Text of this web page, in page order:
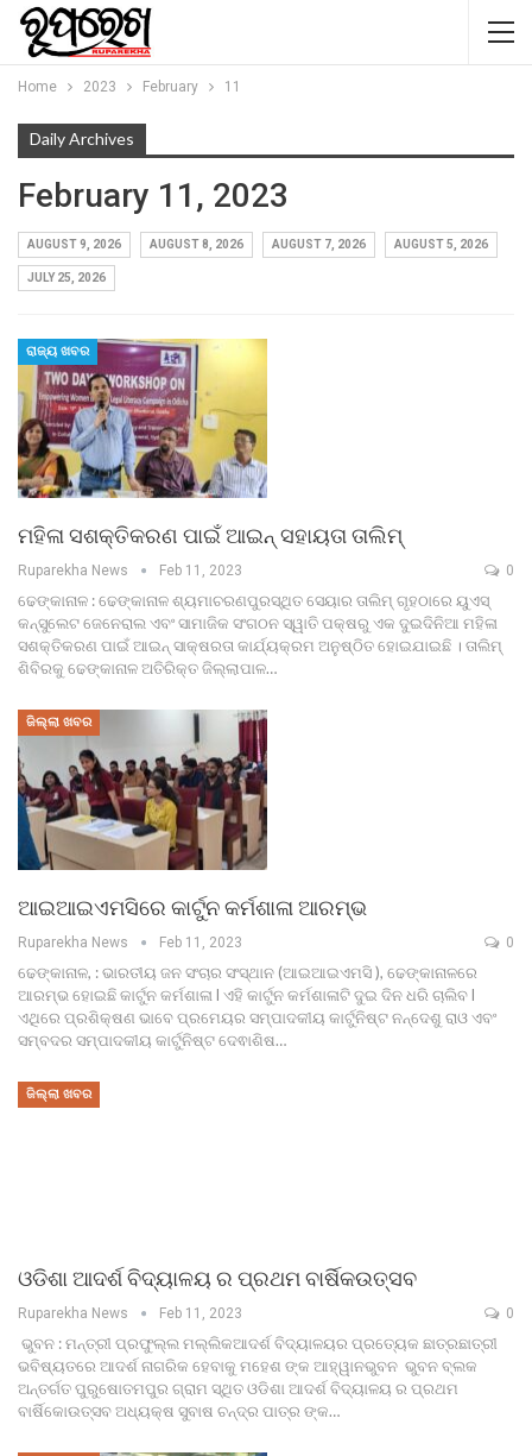
Home 2023 February 11
Daily Archives
February 11, 2023
AUGUST 9, 2026 AUGUST 8, 2026 AUGUST 7, 2026 AUGUST 5, 2026
JULY 25, 2026
ରାଜ୍ୟ ଖବର
ମହିଳା ସଶକ୍ତିକରଣ ପାଇଁ ଆଇନ୍ ସହାୟତା ତାଲିମ୍
Ruparekha News Feb 11, 2023 0
ଢେଙ୍କାନାଳ : ଢେଙ୍କାନାଳ ଶ୍ୟମାଚରଣପୁରସ୍ଥିତ ସେୟାର ତାଲିମ୍ ଗୃହଠାରେ ୟୁଏସ୍
କନ୍ସୁଲେଟ ଜେନେରାଲ ଏବଂ ସାମାଜିକ ସଂଗଠନ ସ୍ୱାତି ପକ୍ଷରୁ ଏକ ଦୁଇଦିନିଆ ମହିଳା
ସଶକ୍ତିକରଣ ପାଇଁ ଆଇନ୍ ସାକ୍ଷରତା କାର୍ଯ୍ୟକ୍ରମ ଅନୁଷ୍ଠିତ ହୋଇଯାଇଛି । ତାଲିମ୍
ଶିବିରକୁ ଢେଙ୍କାନାଳ ଅତିରିକ୍ତ ଜିଲ୍ଲାପାଳ…
ଜିଲ୍ଲା ଖବର
ଆଇଆଇଏମସିରେ କାର୍ଟୁନ କର୍ମଶାଳା ଆରମ୍ଭ
Ruparekha News Feb 11, 2023 0
ଢେଙ୍କାନାଳ, : ଭାରତୀୟ ଜନ ସଂଚାର ସଂସ୍ଥାନ (ଆଇଆଇଏମସି ), ଢେଙ୍କାନାଳରେ
ଆରମ୍ଭ ହୋଇଛି କାର୍ଟୁନ କର୍ମଶାଳା l ଏହି କାର୍ଟୁନ କର୍ମଶାଳାଟି ଦୁଇ ଦିନ ଧରି ଚାଲିବ l
ଏଥିରେ ପ୍ରଶିକ୍ଷଣ ଭାବେ ପ୍ରମେୟର ସମ୍ପାଦକୀୟ କାର୍ଟୁନିଷ୍ଟ ନନ୍ଦେଶୁ ରାଓ ଏବଂ
ସମ୍ବଦର ସମ୍ପାଦକୀୟ କାର୍ଟୁନିଷ୍ଟ ଦେଵାଶିଷ…
ଜିଲ୍ଲା ଖବର
ଓଡିଶା ଆଦର୍ଶ ବିଦ୍ୟାଳୟ ର ପ୍ରଥମ ବାର୍ଷିକଉତ୍ସବ
Ruparekha News Feb 11, 2023 0
ଭୁବନ : ମନ୍ତ୍ରୀ ପ୍ରଫୁଲ୍ଲ ମଲ୍ଲିକଆଦର୍ଶ ବିଦ୍ୟାଳୟର ପ୍ରତ୍ୟେକ ଛାତ୍ରଛାତ୍ରୀ
ଭବିଷ୍ୟତରେ ଆଦର୍ଶ ନାଗରିକ ହେବାକୁ ମହେଶ ଙ୍କ ଆହ୍ୱାନଭୁବନ ଭୁବନ ବ୍ଲକ
ଅନ୍ତର୍ଗତ ପୁରୁଷୋତମପୁର ଗ୍ରାମ ସ୍ଥିତ ଓଡିଶା ଆଦର୍ଶ ବିଦ୍ୟାଳୟ ର ପ୍ରଥମ
ବାର୍ଷିକୋଉତ୍ସବ ଅଧ୍ୟକ୍ଷ ସୁବାଷ ଚନ୍ଦ୍ର ପାତ୍ର ଙ୍କ…